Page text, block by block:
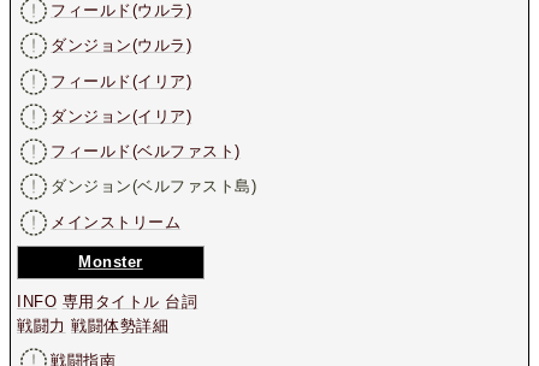
フィールド(ウルラ)
ダンジョン(ウルラ)
フィールド(イリア)
ダンジョン(イリア)
フィールド(ベルファスト)
ダンジョン(ベルファスト島)
メインストリーム
Monster
INFO 専用タイトル 台詞
戦闘力 戦闘体勢詳細
戦闘指南